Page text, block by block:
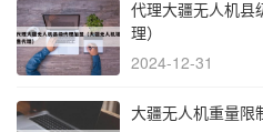
代理大疆无人机县
理）
2024-12-31
大疆无人机重量限